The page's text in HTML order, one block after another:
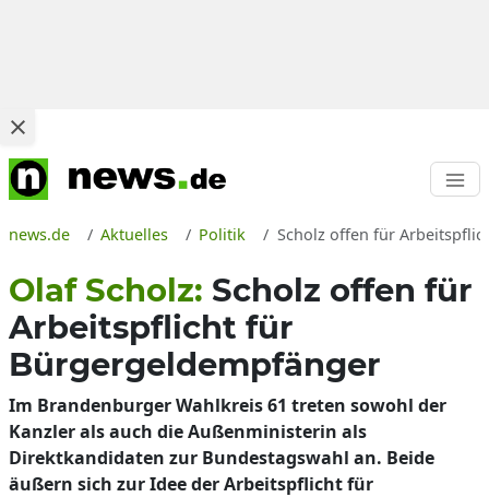
news.de Aktuelles Politik Scholz offen für
Olaf Scholz: Scholz offen für
Arbeitspflicht für
Bürgergeldempfänger
Im Brandenburger Wahlkreis 61 treten sowohl der
Kanzler als auch die Außenministerin als
Direktkandidaten zur Bundestagswahl an. Beide
äußern sich zur Idee der Arbeitspflicht für